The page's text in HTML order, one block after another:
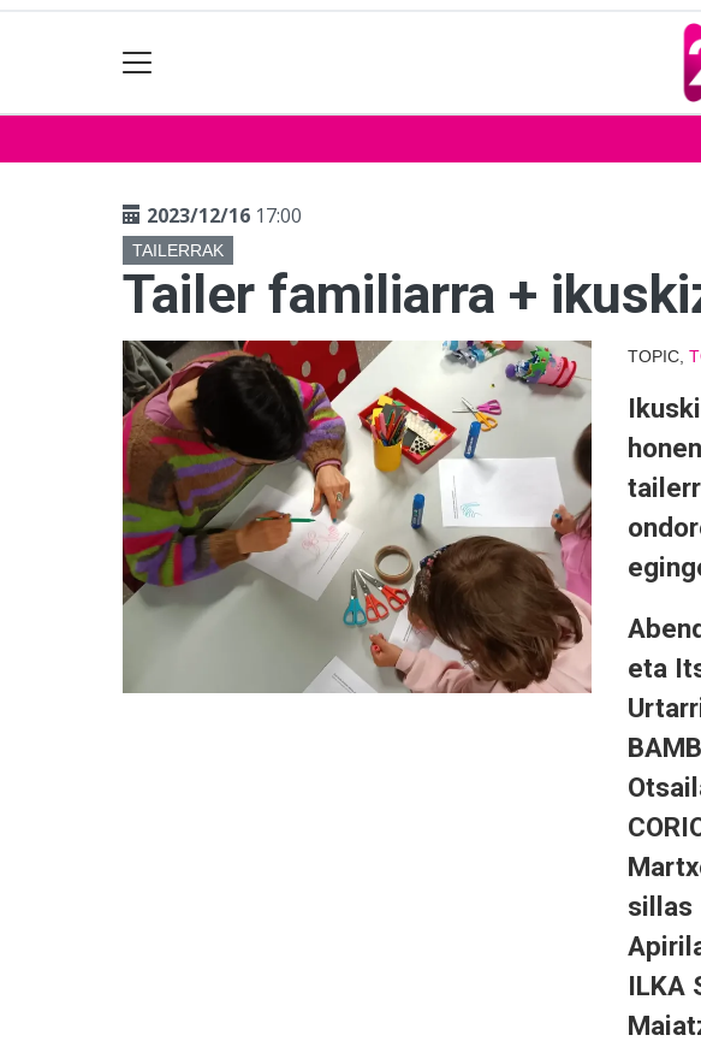
2023/12/16 17:00
TAILERRAK
Tailer familiarra +
TOPIC,
eta
sillas
ILKA